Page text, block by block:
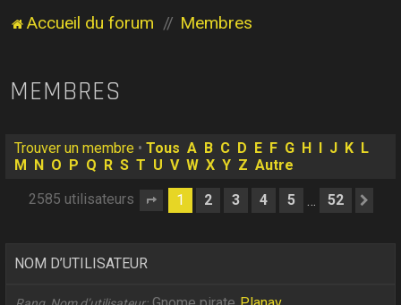
Accueil du forum Membres
MEMBRES
Trouver un membre •Tous A B C D E F G H J K L
M
N O P Q R S T U V W X Y Z Autre
2585 utilisateurs Page 1sur52
1 2 3 4 5 … 52
NOM D’UTILISATEUR